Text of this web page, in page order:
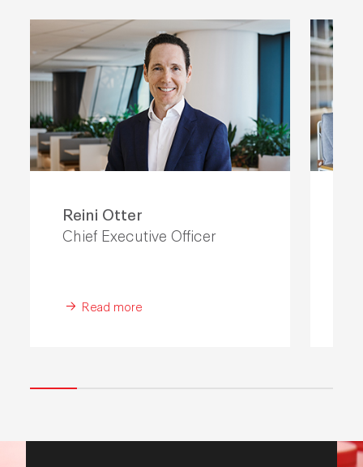
Reini Otter
Chief Executive Officer
Read more